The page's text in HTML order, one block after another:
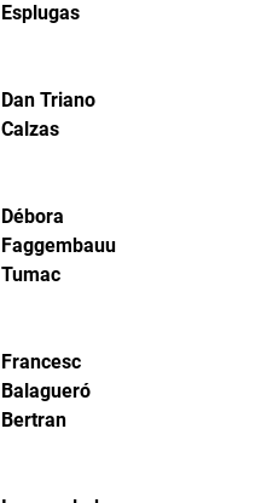
Esplugas
Dan Triano
Calzas
Débora
Faggembauu
Tumac
Francesc
Balagueró
Bertran